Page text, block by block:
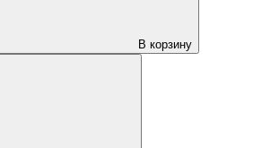
В корзину